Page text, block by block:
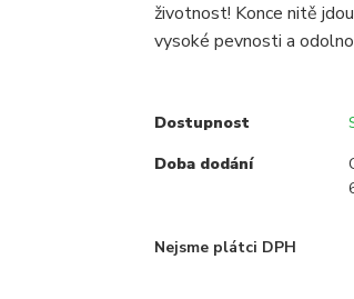
životnost! Konce nitě
vysoké pevnosti a
Dostupnost
Doba dodání
Nejsme plátci DPH